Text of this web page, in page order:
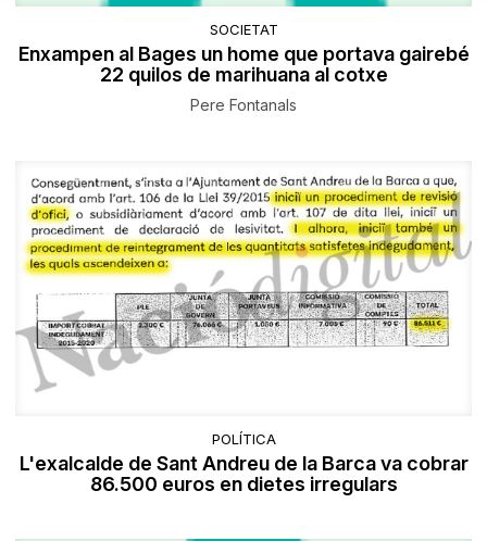
SOCIETAT
Enxampen al Bages un home que portava gairebé
22 quilos de marihuana al cotxe
Pere Fontanals
POLÍTICA
L'exalcalde de Sant Andreu de la Barca va cobrar
86.500 euros en dietes irregulars